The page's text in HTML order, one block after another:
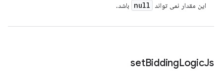
این مقدار نمی تواند null باشد.
setBiddingLogicJs